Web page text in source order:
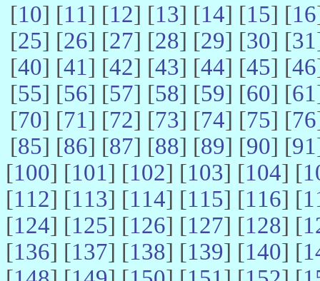
[10] [11] [12] [13] [14] [15] [16
[25] [26] [27] [28] [29] [30] [31
[40] [41] [42] [43] [44] [45] [46
[55] [56] [57] [58] [59] [60] [61
[70] [71] [72] [73] [74] [75] [76
[85] [86] [87] [88] [89] [90] [91
[100] [101] [102] [103] [104] [
[112] [113] [114] [115] [116] [
[124] [125] [126] [127] [128] [
[136] [137] [138] [139] [140] [